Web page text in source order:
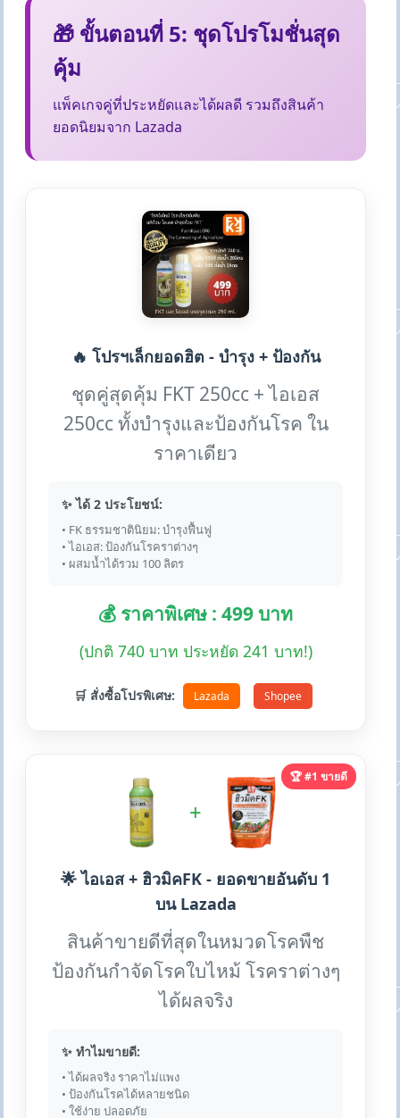
🎁 ขั้นตอนที่ 5: ชุดโปรโมชั่นสุด
คุ้ม
แพ็คเกจคู่ที่ประหยัดและได้ผลดี รวมถึงสินค้า
ยอดนิยมจาก Lazada
🔥 โปรฯเล็กยอดฮิต - บำรุง + ป้องกัน
ชุดคู่สุดคุ้ม FKT 250cc + ไอเอส
250cc ทั้งบำรุงและป้องกันโรค ใน
ราคาเดียว
✨ ได้ 2 ประโยชน์:
• FK ธรรมชาตินิยม: บำรุงฟื้นฟู
• ไอเอส: ป้องกันโรคราต่างๆ
• ผสมน้ำได้รวม 100 ลิตร
💰 ราคาพิเศษ : 499 บาท
(ปกติ 740 บาท ประหยัด 241 บาท!)
🛒 สั่งซื้อโปรพิเศษ: Lazada Shopee
🏆 #1 ขายดี
+
🌟 ไอเอส + ฮิวมิคFK - ยอดขายอันดับ 1
บน Lazada
สินค้าขายดีที่สุดในหมวดโรคพืช
ป้องกันกำจัดโรคใบไหม้ โรคราต่างๆ
ได้ผลจริง
✨ ทำไมขายดี:
• ได้ผลจริง ราคาไม่แพง
• ป้องกันโรคได้หลายชนิด
• ใช้ง่าย ปลอดภัย